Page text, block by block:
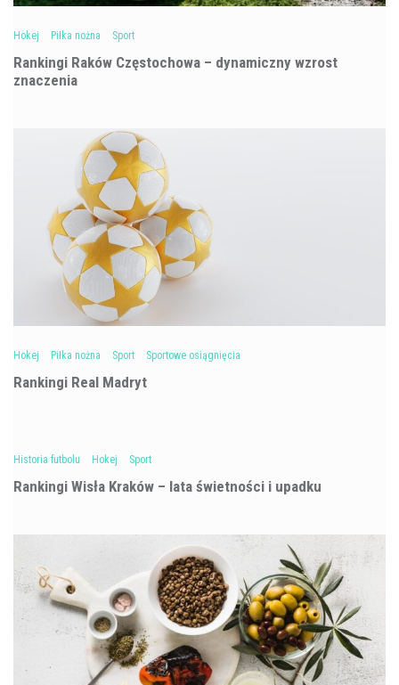
Hokej Piłka nożna Sport
Rankingi Raków Częstochowa – dynamiczny wzrost
znaczenia
Hokej Piłka nożna Sport Sportowe osiągnięcia
Rankingi Real Madryt
Historia futbolu Hokej Sport
Rankingi Wisła Kraków – lata świetności i upadku